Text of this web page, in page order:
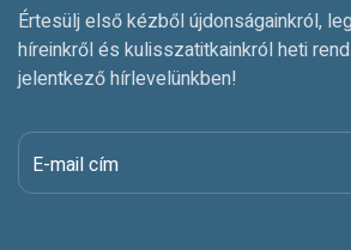
Értesülj első kézből újdonságainkról,
híreinkről és kulisszatitkainkról heti
jelentkező hírlevelünkben!
E-mail cím